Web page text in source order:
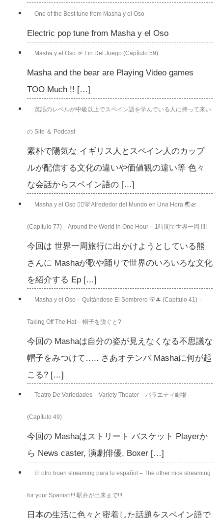
One of the Best tune from Masha y el Oso
Electric pop tune from Masha y el Oso
Masha y el Oso 🎉 Fin Del Juego (Capítulo 59)
Masha and the bear are Playing Video games
TOO Much !! […]
英語のレベルが中級以上でスペイン語を学んでいる人に持って来い
の Site ＆ Podcast
素朴で陽気な イギリス人とスペイン人のカップ
ルが配信する文化の違いや価値観の違い等 色々
な会話からスペイン語の […]
Masha y el Oso 👱‍♀️🐻 Alrededor del Mundo en Una Hora 🌏🛫
(Capítulo 77) – Around the World in One Hour – 1時間で世界一周 !!!!
今回は 世界一周旅行に出かけようとしている熊
さんに Mashaが歌や踊りで世界のいろいろな文化
を紹介する Ep […]
Masha y el Oso – Quitándose El Sombrero 🐻🎩 (Capítulo 41) –
Taking Off The Hat – 帽子を脱ぐと?
今回の Mashaは自分の姿が見えなくなる不思議な
帽子をみつけて….. さあオテンバ Mashaに何が起
こる? […]
Teatro De Variedades – Variety Theater – バラエティ劇場 –
(Capítulo 49)
今回の Mashaはストリート バスケット Playerか
ら News caster, 演劇俳優, Boxer […]
El otro buen streaming para tu español – The other nice streaming
for your Spanish!!! 駅弁が出来まで!!!
日本の生活に色々と密着した話題をスペイン語で